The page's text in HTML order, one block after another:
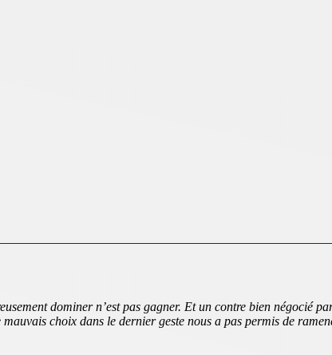
dominer n’est pas gagner. Et un contre bien négocié
choix dans le dernier geste nous a pas permis de